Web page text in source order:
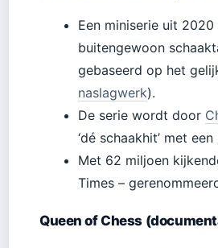
Een miniserie uit
buitengewoon
gebaseerd op het
naslagwerk).
De serie wordt door
‘dé schaakhit’ met
Met 62 miljoen
Times –
Queen of Chess